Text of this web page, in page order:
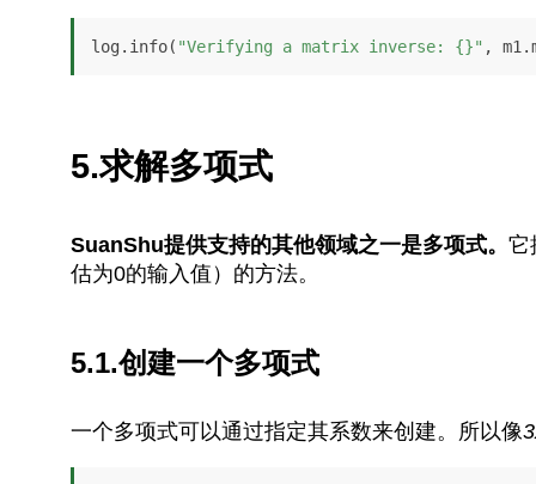
log.info( "Verifying a matrix inverse: {}" ,
5.求解多项式
SuanShu提供支持的其他领域之一是多项式。 它
估为0的输入值）的方法。
5.1.创建一个多项式
一个多项式可以通过指定其系数来创建。所以像